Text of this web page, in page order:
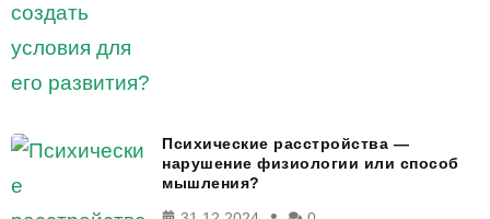
Психические расстройства —
нарушение физиологии или способ
мышления?